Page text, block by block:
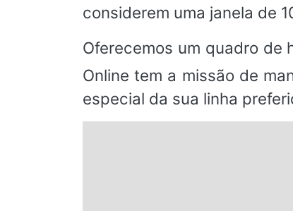
considerem uma janela de
Oferecemos um quadro de
Online tem a missão de
especial da sua linha